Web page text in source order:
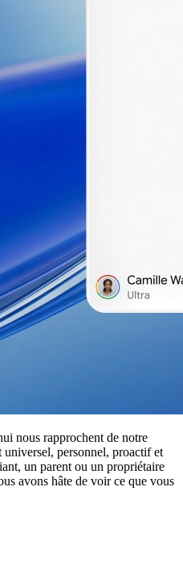
nous rapprochent de notre
personnel, proactif et
un parent ou un propriétaire
avons hâte de voir ce que vous